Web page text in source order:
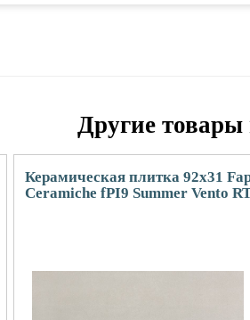
Другие товары
Керамическая плитка 92x31
Ceramiche fPI9 Summer Vento